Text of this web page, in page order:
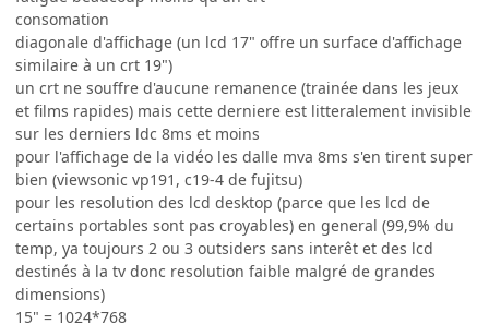
consomation
diagonale d'affichage (un lcd 17" offre un surface d'affichage
similaire à un crt 19")
un crt ne souffre d'aucune remanence (trainée dans les jeux
et films rapides) mais cette derniere est litteralement invisible
sur les derniers ldc 8ms et moins
pour l'affichage de la vidéo les dalle mva 8ms s'en tirent super
bien (viewsonic vp191, c19-4 de fujitsu)
pour les resolution des lcd desktop (parce que les lcd de
certains portables sont pas croyables) en general (99,9% du
temp, ya toujours 2 ou 3 outsiders sans interêt et des lcd
destinés à la tv donc resolution faible malgré de grandes
dimensions)
15" = 1024*768